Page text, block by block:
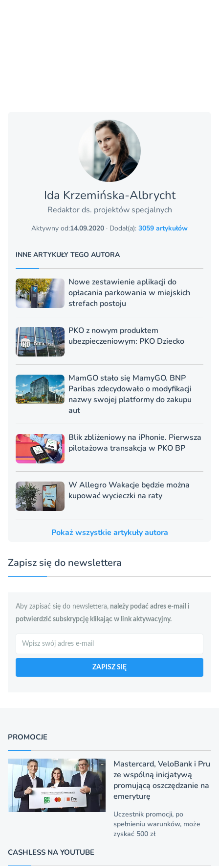
Ida Krzemińska-Albrycht
Redaktor ds. projektów specjalnych
Aktywny od:14.09.2020 · Dodał(a): 3059 artykułów
INNE ARTYKUŁY TEGO AUTORA
Nowe zestawienie aplikacji do
opłacania parkowania w miejskich
strefach postoju
PKO z nowym produktem
ubezpieczeniowym: PKO Dziecko
MamGO stało się MamyGO. BNP
Paribas zdecydowało o modyfikacji
nazwy swojej platformy do zakupu
aut
Blik zbliżeniowy na iPhonie. Pierwsza
pilotażowa transakcja w PKO BP
W Allegro Wakacje będzie można
kupować wycieczki na raty
Pokaż wszystkie artykuły autora
Zapisz się do newslettera
Aby zapisać się do newslettera, należy podać adres e-mail i
potwierdzić subskrypcję klikając w link aktywacyjny.
Szukaj
ZAPISZ SIĘ
PROMOCJE
Mastercard, VeloBank i Pru
ze wspólną inicjatywą
promującą oszczędzanie na
emeryturę
Uczestnik promocji, po
spełnieniu warunków, może
zyskać 500 zł
CASHLESS NA YOUTUBE